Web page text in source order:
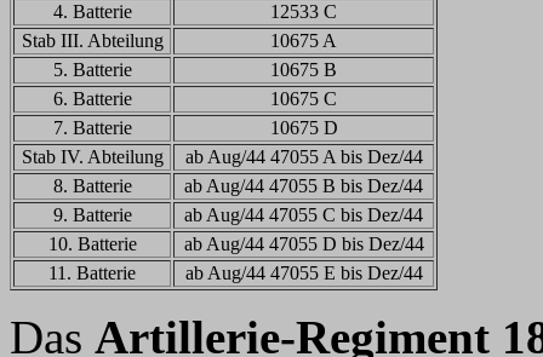
4. Batterie
12533 C
Stab III. Abteilung
10675 A
5. Batterie
10675 B
6. Batterie
10675 C
7. Batterie
10675 D
Stab IV. Abteilung
ab Aug/44 47055 A bis Dez/44
8. Batterie
ab Aug/44 47055 B bis Dez/44
9. Batterie
ab Aug/44 47055 C bis Dez/44
10. Batterie
ab Aug/44 47055 D bis Dez/44
11. Batterie
ab Aug/44 47055 E bis Dez/44
Das Artillerie-Regiment